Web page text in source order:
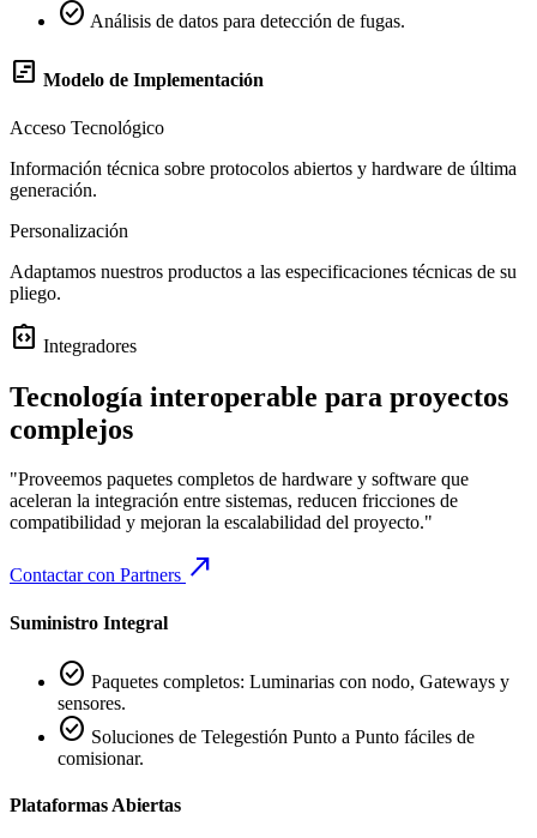
check_circle Análisis de datos para detección de fugas.
view_timeline Modelo de Implementación
Acceso Tecnológico
Información técnica sobre protocolos abiertos y hardware de última
generación.
Personalización
Adaptamos nuestros productos a las especificaciones técnicas de su
pliego.
integration_instructions Integradores
Tecnología interoperable para proyectos
complejos
"Proveemos paquetes completos de hardware y software que
aceleran la integración entre sistemas, reducen fricciones de
compatibilidad y mejoran la escalabilidad del proyecto."
Contactar con Partners call_made
Suministro Integral
check_circle Paquetes completos: Luminarias con nodo, Gateways y
sensores.
check_circle Soluciones de Telegestión Punto a Punto fáciles de
comisionar.
Plataformas Abiertas